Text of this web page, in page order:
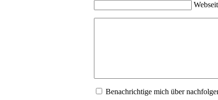
Benachrichtige mich über